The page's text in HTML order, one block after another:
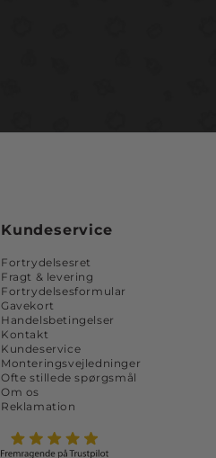
Kundeservice
Fortrydelsesret
Fragt & levering
Fortrydelsesformular
Gavekort
Handelsbetingelser
Kontakt
Kundeservice
Monteringsvejledninger
Ofte stillede spørgsmål
Om os
Reklamation